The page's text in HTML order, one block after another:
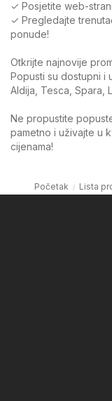
✓ Posjetite web-
✓ Pregledajte
ponude!
Otkrijte najnovije
Popusti su dostupni i
Aldija, Tesca, Spara,
Ne propustite
pametno i uživajte u
cijenama!
Početak Lista